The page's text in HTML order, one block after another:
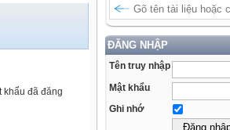
ĐĂNG NHẬP
Tên truy nhập
Mật khẩu
Ghi nhớ
khẩu đã đăng